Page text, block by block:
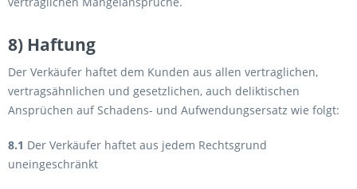
8) Haftung
Der Verkäufer haftet dem Kunden aus allen vertraglichen,
vertragsähnlichen und gesetzlichen, auch deliktischen
Ansprüchen auf Schadens- und Aufwendungsersatz wie folgt:
8.1 Der Verkäufer haftet aus jedem Rechtsgrund
uneingeschränkt